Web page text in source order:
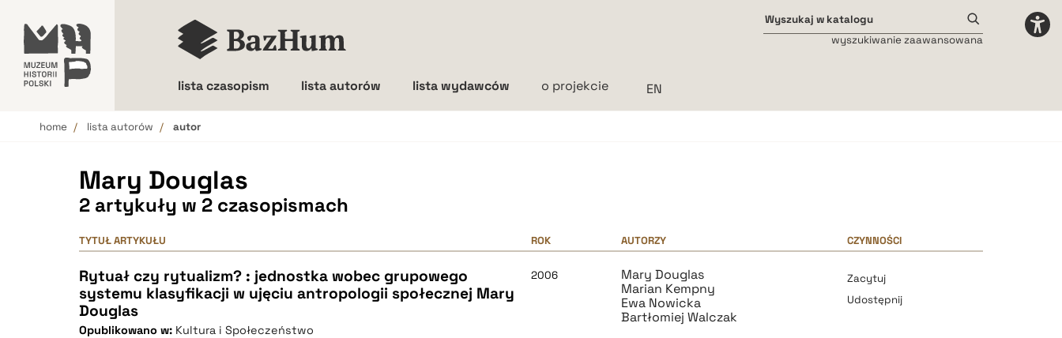
lista czasopism lista autorów lista wydawców o projekcie
wyszukiwanie zaawansowana
home lista autorów autor
Mary Douglas
2 artykuły w 2 czasopismach
TYTUŁ ARTYKUŁU ROK AUTORZY CZYNNOŚCI
Rytuał czy rytualizm? : jednostka wobec grupowego
systemu klasyfikacji w ujęciu antropologii społecznej Mary
Douglas
Opublikowano w: Kultura i Społeczeństwo
2006
Mary Douglas
Marian Kempny
Ewa Nowicka
Bartłomiej Walczak
Zacytuj
Udostępnij